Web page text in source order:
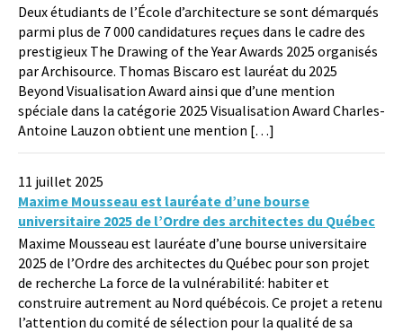
Deux étudiants de l’École d’architecture se sont démarqués
parmi plus de 7 000 candidatures reçues dans le cadre des
prestigieux The Drawing of the Year Awards 2025 organisés
par Archisource. Thomas Biscaro est lauréat du 2025
Beyond Visualisation Award ainsi que d’une mention
spéciale dans la catégorie 2025 Visualisation Award Charles-
Antoine Lauzon obtient une mention […]
11 juillet 2025
Maxime Mousseau est lauréate d’une bourse
universitaire 2025 de l’Ordre des architectes du Québec
Maxime Mousseau est lauréate d’une bourse universitaire
2025 de l’Ordre des architectes du Québec pour son projet
de recherche La force de la vulnérabilité: habiter et
construire autrement au Nord québécois. Ce projet a retenu
l’attention du comité de sélection pour la qualité de sa